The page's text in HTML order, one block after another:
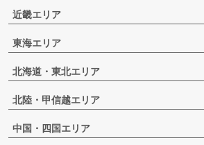
近畿エリア
東海エリア
北海道・東北エリア
北陸・甲信越エリア
中国・四国エリア